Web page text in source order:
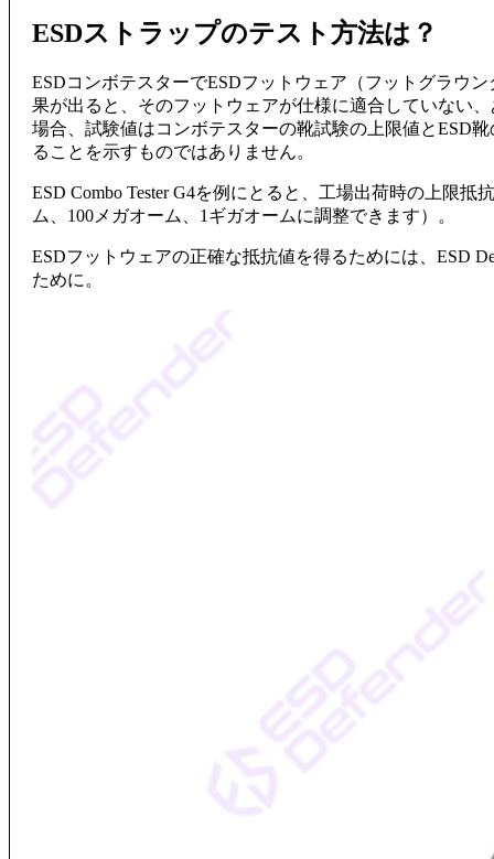
ESDストラップのテスト方法は？
ESDコンボテスターでESDフットウェア（フットグラウ
果が出ると、そのフットウェアが仕様に適合していない
場合、試験値はコンボテスターの靴試験の上限値とESD
ることを示すものではありません。
ESD Combo Tester G4を例にとると、工場出荷時の上限
ム、100メガオーム、1ギガオームに調整できます）。
ESDフットウェアの正確な抵抗値を得るためには、ESD
ために。